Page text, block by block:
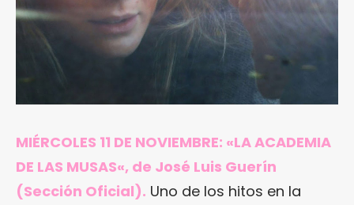
MIÉRCOLES 11 DE NOVIEMBRE: «LA ACADEMIA
DE LAS MUSAS«, de José Luis Guerín
(Sección Oficial). Uno de los hitos en la